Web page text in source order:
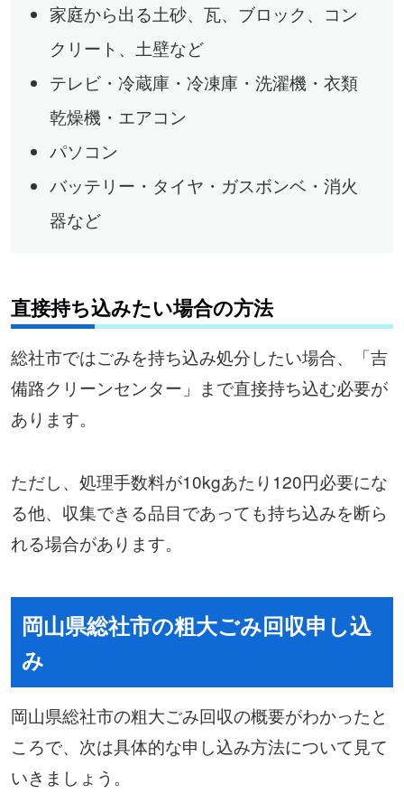
家庭から出る土砂、瓦、ブロック、コン
クリート、土壁など
テレビ・冷蔵庫・冷凍庫・洗濯機・衣類
乾燥機・エアコン
パソコン
バッテリー・タイヤ・ガスボンベ・消火
器など
直接持ち込みたい場合の方法
総社市ではごみを持ち込み処分したい場合、「吉
備路クリーンセンター」まで直接持ち込む必要が
あります。
ただし、処理手数料が10kgあたり120円必要にな
る他、収集できる品目であっても持ち込みを断ら
れる場合があります。
岡山県総社市の粗大ごみ回収申し込
み
岡山県総社市の粗大ごみ回収の概要がわかったと
ころで、次は具体的な申し込み方法について見て
いきましょう。